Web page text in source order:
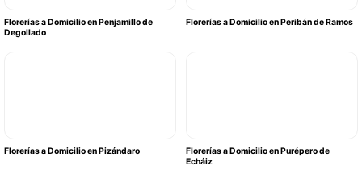
Florerías a Domicilio en Penjamillo de
Degollado
Florerías a Domicilio en Peribán de Ramos
Florerías a Domicilio en Pizándaro
Florerías a Domicilio en Purépero de
Echáiz